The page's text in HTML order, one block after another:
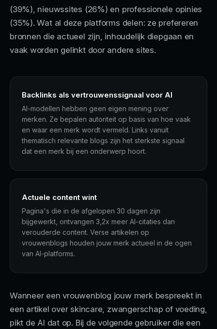
(39%), nieuwssites (26%) en professionele opinies
(35%). Wat al deze platforms delen: ze prefereren
bronnen die actueel zijn, inhoudelijk diepgaan en
vaak worden gelinkt door andere sites.
Backlinks als vertrouwenssignaal voor AI
AI-modellen hebben geen eigen mening over
merken. Ze bepalen autoriteit op basis van hoe vaak
en waar een merk wordt vermeld. Links vanuit
thematisch relevante blogs zijn het sterkste signaal
dat een merk bij een onderwerp hoort.
Actuele content wint
Pagina's die in de afgelopen 30 dagen zijn
bijgewerkt, ontvangen 3,2x meer AI-citaties dan
verouderde content. Verse artikelen op
vrouwenblogs houden jouw merk actueel in de ogen
van AI-platforms.
Wanneer een vrouwenblog jouw merk bespreekt in
een artikel over skincare, zwangerschap of voeding,
pikt de AI dat op. Bij de volgende gebruiker die een